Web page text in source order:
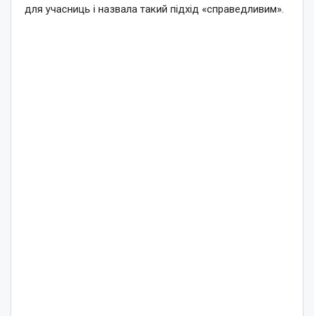
для учасниць і назвала такий підхід «справедливим».